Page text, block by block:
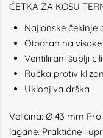
ČETKA ZA KOSU
Najlonske čekinje
Otporan na
Ventilirani šuplji
Ručka protiv
Uklonjiva drška
Veličina: Ø 43 mm
lagane. Praktične i